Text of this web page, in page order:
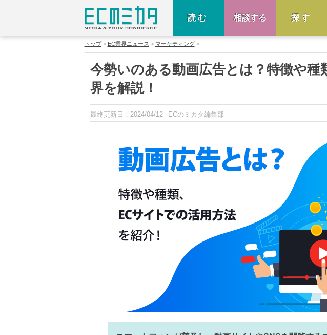
読む 相談する 探す
トップ EC業界ニュース マーケティング
今勢いのある動画広告とは？特徴や種
界を解説！
最終更新日： 2024/04/12 ECのミカタ編集部